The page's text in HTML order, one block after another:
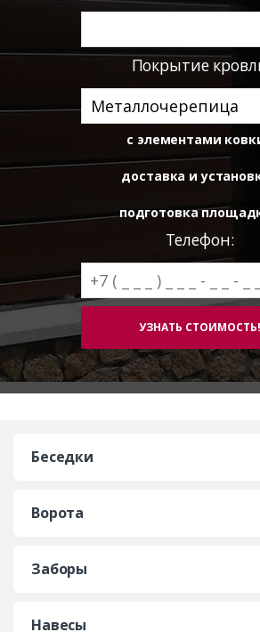
Покрытие
с элементами
доставка и
подготовка
Телефон:
Беседки
Ворота
Заборы
Навесы